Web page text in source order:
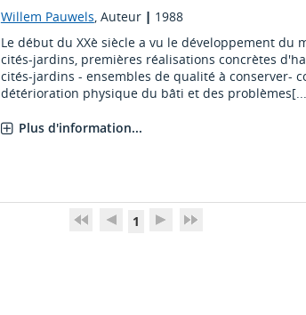
Willem Pauwels, Auteur | 1988
Le début du XXè siècle a vu le développement du
cités-jardins, premières réalisations concrètes
cités-jardins - ensembles de qualité à conserver-
détérioration physique du bâti et des
Plus d'information...
1